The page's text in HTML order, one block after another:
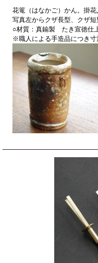
花篭（はなかご）かん。掛花
写真左からクザ長型、クザ
○材質：真鍮製 たき宣徳仕
※職人による手造品につき寸